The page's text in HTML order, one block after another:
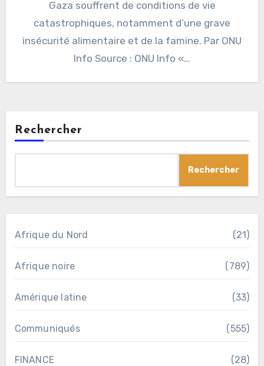
Gaza souffrent de conditions de vie
catastrophiques, notamment d’une grave
insécurité alimentaire et de la famine. Par ONU
Info Source : ONU Info «…
Rechercher
Rechercher
Afrique du Nord (21)
Afrique noire (789)
Amérique latine (33)
Communiqués (555)
FINANCE (28)